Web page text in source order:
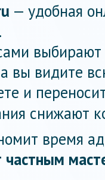
— удобная
вы видите
и
снижают
время